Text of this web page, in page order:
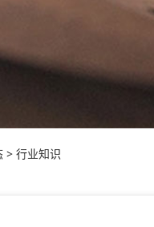
> 行业知识